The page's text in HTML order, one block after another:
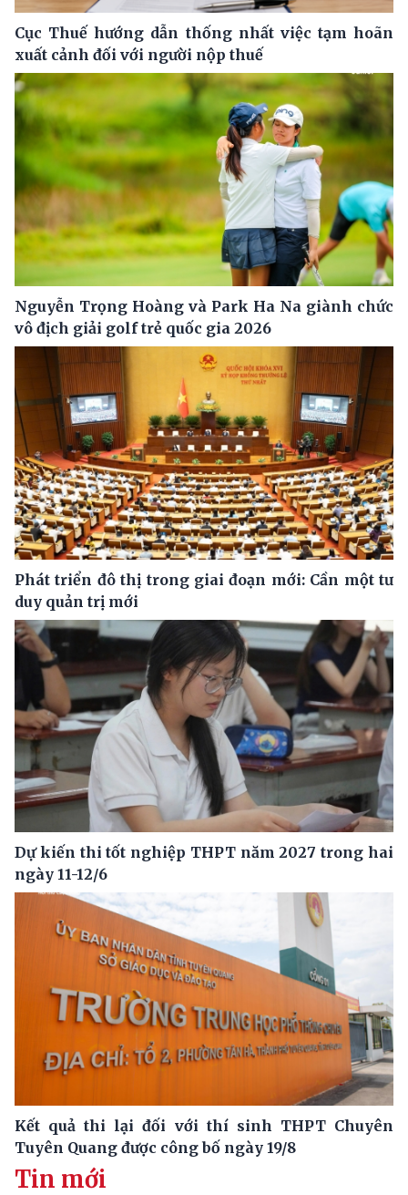
Cục Thuế hướng dẫn thống nhất việc tạm hoãn
xuất cảnh đối với người nộp thuế
Nguyễn Trọng Hoàng và Park Ha Na giành chức
vô địch giải golf trẻ quốc gia 2026
Phát triển đô thị trong giai đoạn mới: Cần một tư
duy quản trị mới
Dự kiến thi tốt nghiệp THPT năm 2027 trong hai
ngày 11-12/6
Kết quả thi lại đối với thí sinh THPT Chuyên
Tuyên Quang được công bố ngày 19/8
Tin mới